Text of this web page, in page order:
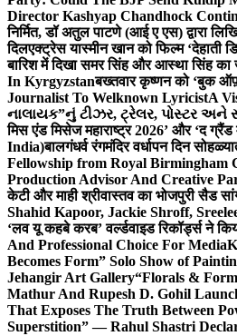
Director Kashyap Chandhock
निर्मित, डॉ अतुल पाटणे (आई ए एस) द्वारा
दिलएक्ट्रेस यास्मीन खान को फिल्म ‘देहाती
बारिश में दिखा समर सिंह और आस्था सिंह का
In Kyrgyzstanबख्तवार कृष्णन को ‘बुक ऑफ़
Journalist To Welknown LyricistA
નાલાયક”નું ટીઝર, ટ્રેલર, પોસ્ટર અને
मिस एंड मिसेज महाराष्ट्र 2026’ और ‘द ग्रैंड
India)बालगंधर्व रंगमंदिर वर्धापन दिन
Fellowship from Royal Birmingham
Production Advisor And Creative
केटी और माही श्रीवास्तव का भोजपुरी सैड
Shahid Kapoor, Jackie Shroff,
‘लव यू कहबे करब’ वर्ल्डवाइड रिकॉर्ड्स ने
And Professional Choice For Media
Becomes Form” Solo Show of
Jehangir Art Gallery“Florals &
Mathur And Rupesh D. Gohil
That Exposes The Truth Between
Superstition” — Rahul Shastri